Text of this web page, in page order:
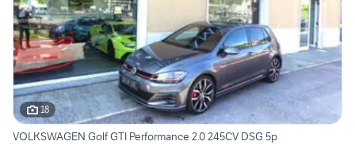
18
VOLKSWAGEN Golf GTI Performance 2.0 245CV DSG 5p